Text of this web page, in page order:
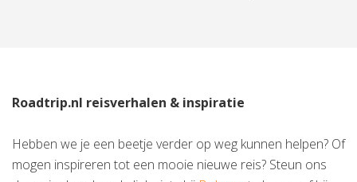
Roadtrip.nl reisverhalen & inspiratie
Hebben we je een beetje verder op weg kunnen helpen? Of
mogen inspireren tot een mooie nieuwe reis? Steun ons